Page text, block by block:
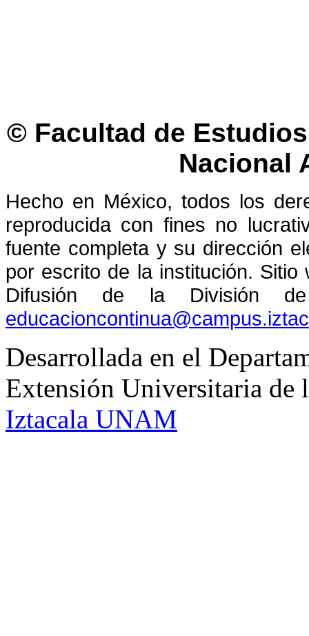
© Facultad de
Nacional
Hecho en México, todos los
reproducida con fines no
fuente completa y su dirección
por escrito de la institución.
Difusión de la División
Desarrollada en el
Extensión Universitaria
Iztacala UNAM